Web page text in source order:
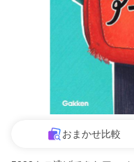
おまかせ比較